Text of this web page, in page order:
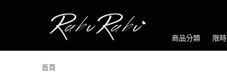
商品分類 限
首頁